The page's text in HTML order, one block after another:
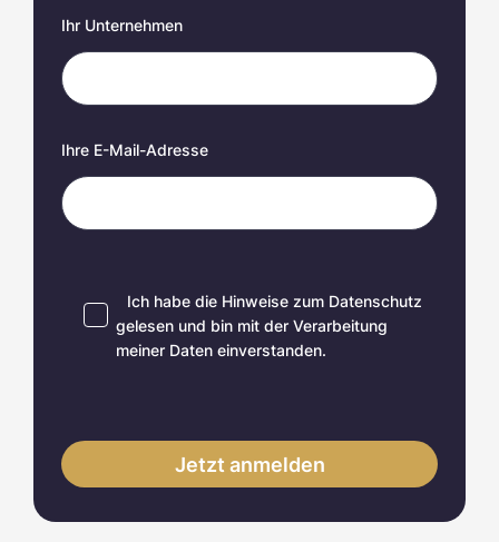
Ihr Unternehmen
Ihre E-Mail-Adresse
Ich habe die Hinweise zum Datenschutz
gelesen und bin mit der Verarbeitung
meiner Daten einverstanden.